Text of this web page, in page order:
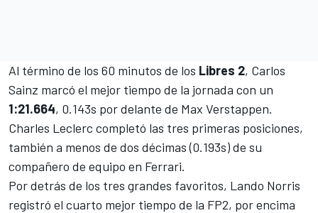
Al término de los 60 minutos de los Libres 2, Carlos
Sainz marcó el mejor tiempo de la jornada con un
1:21.664, 0.143s por delante de Max Verstappen.
Charles Leclerc completó las tres primeras posiciones,
también a menos de dos décimas (0.193s) de su
compañero de equipo en Ferrari.
Por detrás de los tres grandes favoritos, Lando Norris
registró el cuarto mejor tiempo de la FP2, por encima